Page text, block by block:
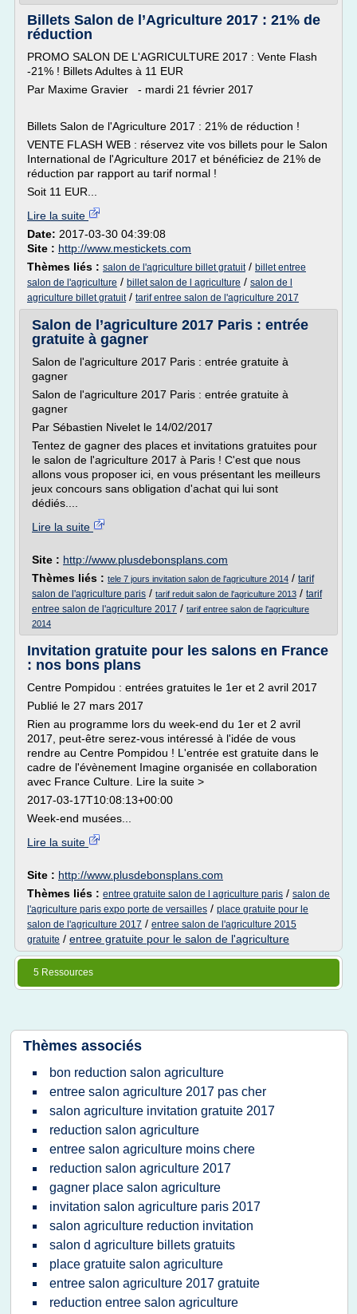
Billets Salon de l’Agriculture 2017 : 21% de
réduction
PROMO SALON DE L'AGRICULTURE 2017 : Vente Flash
-21% ! Billets Adultes à 11 EUR
Par Maxime Gravier - mardi 21 février 2017
Billets Salon de l'Agriculture 2017 : 21% de réduction !
VENTE FLASH WEB : réservez vite vos billets pour le Salon
International de l'Agriculture 2017 et bénéficiez de 21% de
réduction par rapport au tarif normal !
Soit 11 EUR...
Lire la suite
Date: 2017-03-30 04:39:08
Site : http://www.mestickets.com
Thèmes liés : salon de l'agriculture billet gratuit/ billet entree
salon de l'agriculture / billet salon de l agriculture / salon de l
agriculture billet gratuit/ tarif entree salon de l'agriculture 2017
Salon de l’agriculture 2017 Paris : entrée
gratuite à gagner
Salon de l'agriculture 2017 Paris : entrée gratuite à
gagner
Salon de l'agriculture 2017 Paris : entrée gratuite à
gagner
Par Sébastien Nivelet le 14/02/2017
Tentez de gagner des places et invitations gratuites pour
le salon de l'agriculture 2017 à Paris ! C'est que nous
allons vous proposer ici, en vous présentant les meilleurs
jeux concours sans obligation d'achat qui lui sont
dédiés....
Lire la suite
Site : http://www.plusdebonsplans.com
Thèmes liés : tele 7 jours invitation salon de l'agriculture 2014 / tarif
salon de l'agriculture paris / tarif reduit salon de l'agriculture 2013 / tarif
entree salon de l'agriculture 2017 / tarif entree salon de l'agriculture
2014
Invitation gratuite pour les salons en France
: nos bons plans
Centre Pompidou : entrées gratuites le 1er et 2 avril 2017
Publié le 27 mars 2017
Rien au programme lors du week-end du 1er et 2 avril
2017, peut-être serez-vous intéressé à l'idée de vous
rendre au Centre Pompidou ! L'entrée est gratuite dans le
cadre de l'évènement Imagine organisée en collaboration
avec France Culture. Lire la suite >
2017-03-17T10:08:13+00:00
Week-end musées...
Lire la suite
Site : http://www.plusdebonsplans.com
Thèmes liés : entree gratuite salon de l agriculture paris / salon de
l'agriculture paris expo porte de versailles / place gratuite pour le
salon de l'agriculture 2017 / entree salon de l'agriculture 2015
gratuite / entree gratuite pour le salon de l'agriculture
5 Ressources
Thèmes associés
bon reduction salon agriculture
entree salon agriculture 2017 pas cher
salon agriculture invitation gratuite 2017
reduction salon agriculture
entree salon agriculture moins chere
reduction salon agriculture 2017
gagner place salon agriculture
invitation salon agriculture paris 2017
salon agriculture reduction invitation
salon d agriculture billets gratuits
place gratuite salon agriculture
entree salon agriculture 2017 gratuite
reduction entree salon agriculture